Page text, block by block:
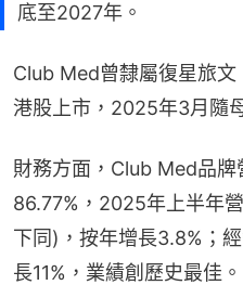
底至2027年。
Club Med曾隸屬復星旅
港股上市，2025年3月隨
財務方面，Club Med品
86.77%，2025年上半年
下同)，按年增長3.8%；
長11%，業績創歷史最佳。